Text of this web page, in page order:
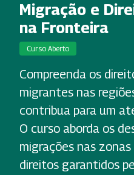
Migração e
na Fronteira
Curso Aberto
Compreenda os
migrantes nas
contribua para um
O curso aborda os
migrações nas
direitos garantidos